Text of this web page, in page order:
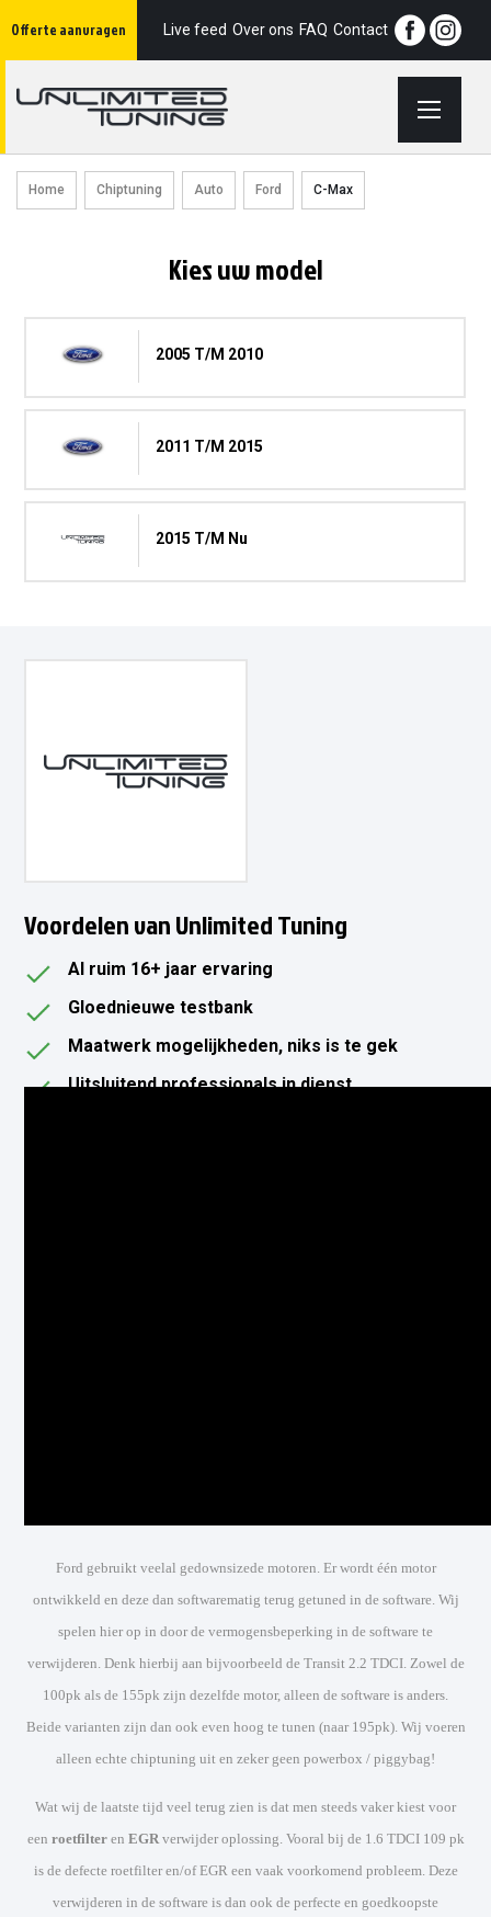
Offerte aanvragen
naarLive feed Over ons FAQ Contact
Home Chiptuning Auto Ford C-Max
Kies uw model
2005 T/m 2010
2011 T/m 2015
2015 T/m Nu
Voordelen van Unlimited Tuning
Al ruim 16+ jaar ervaring
Gloednieuwe testbank
Maatwerk mogelijkheden, niks is te gek
Uitsluitend professionals in dienst
Ford gebruikt veelal gedownsizede motoren. Er wordt één motor
ontwikkeld en deze dan softwarematig terug getuned in de software. Wij
spelen hier op in door de vermogensbeperking in de software te
verwijderen. Denk hierbij aan bijvoorbeeld de Transit 2.2 TDCI. Zowel de
100pk als de 155pk zijn dezelfde motor, alleen de software is anders.
Beide varianten zijn dan ook even hoog te tunen (naar 195pk). Wij voeren
alleen echte chiptuning uit en zeker geen powerbox / piggybag!
Wat wij de laatste tijd veel terug zien is dat men steeds vaker kiest voor
een roetfilteren EGRverwijder oplossing. Vooral bij de 1.6 TDCI 109 pk
is de defecte roetfilter en/of EGR een vaak voorkomend probleem. Deze
verwijderen in de software is dan ook de perfecte en goedkoopste